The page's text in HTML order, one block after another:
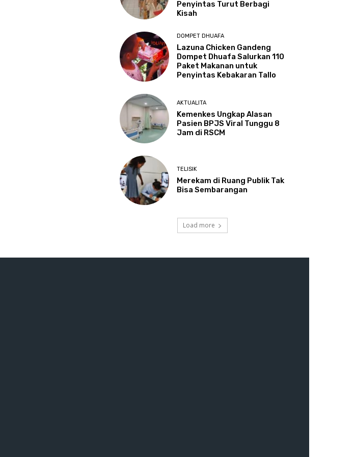
Penyintas Turut Berbagi
Kisah
DOMPET DHUAFA
Lazuna Chicken Gandeng
Dompet Dhuafa Salurkan 110
Paket Makanan untuk
Penyintas Kebakaran Tallo
AKTUALITA
Kemenkes Ungkap Alasan
Pasien BPJS Viral Tunggu 8
Jam di RSCM
TELISIK
Merekam di Ruang Publik Tak
Bisa Sembarangan
Load more